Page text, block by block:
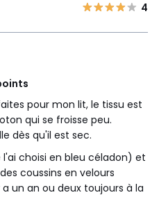
4
pour mon lit, le tissu est
qui se froisse peu.
dès qu'il est sec.
choisi en bleu céladon) et
coussins en velours
un an ou deux toujours à la